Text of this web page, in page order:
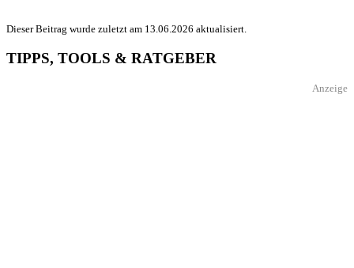
Dieser Beitrag wurde zuletzt am 13.06.2026 aktualisiert.
TIPPS, TOOLS & RATGEBER
Anzeige